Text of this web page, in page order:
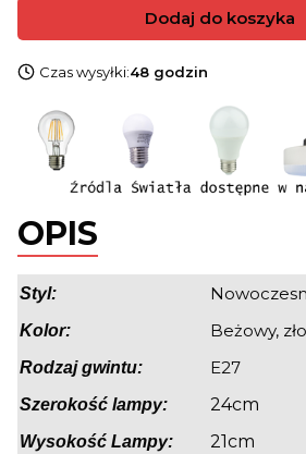
Dodaj do koszyka
Czas wysyłki:48 godzin
OPIS
Styl:
Kolor: Beżowy,
Rodzaj gwintu: E27
Szerokość lampy: 24cm
Wysokość Lampy: 21cm